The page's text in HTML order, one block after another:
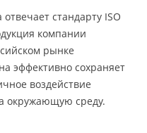
стандарту ISO
компании
рынке
эффективно сохраняет
воздействие
окружающую среду.